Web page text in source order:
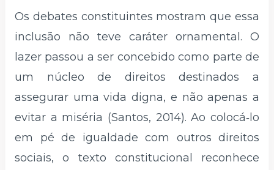
Os debates constituintes mostram que essa
inclusão não teve caráter ornamental. O
lazer passou a ser concebido como parte de
um núcleo de direitos destinados a
assegurar uma vida digna, e não apenas a
evitar a miséria (Santos, 2014). Ao colocá‑lo
em pé de igualdade com outros direitos
sociais, o texto constitucional reconhece